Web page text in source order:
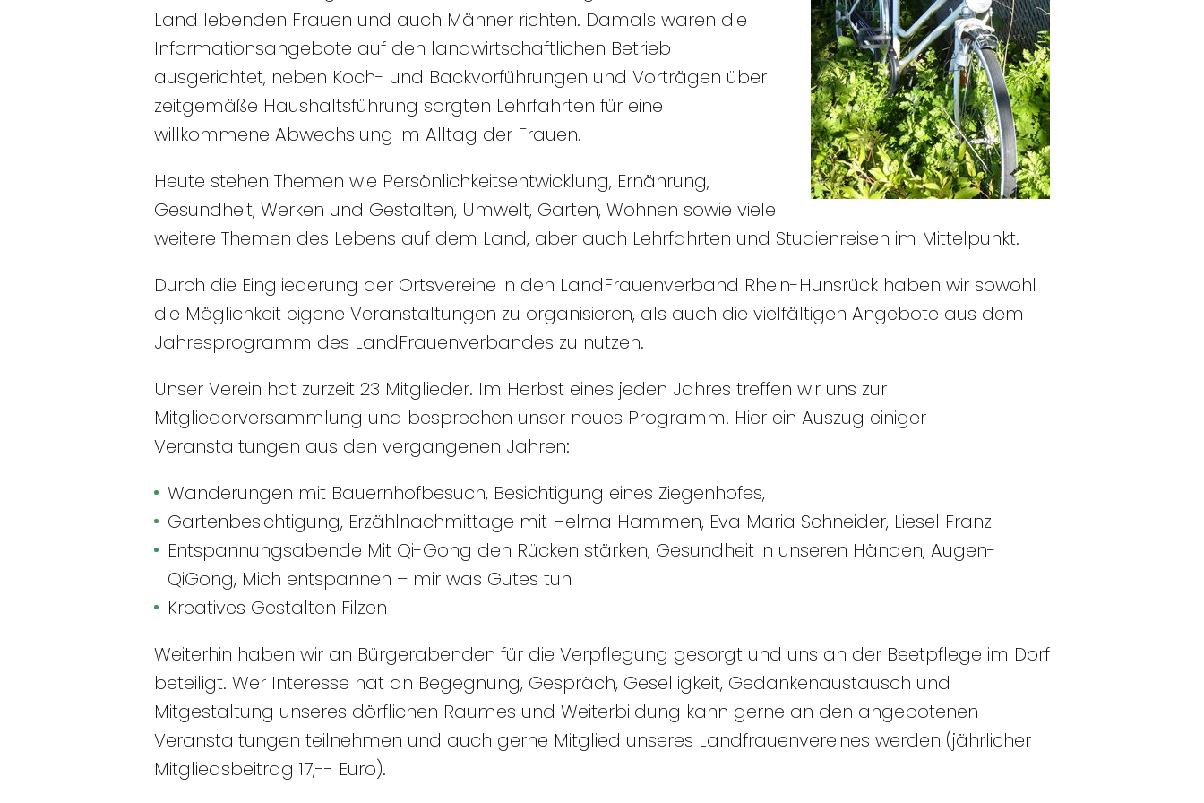
Land lebenden Frauen und auch Männer richten. Damals waren die
Informationsangebote auf den landwirtschaftlichen Betrieb
ausgerichtet, neben Koch- und Backvorführungen und Vorträgen über
zeitgemäße Haushaltsführung sorgten Lehrfahrten für eine
willkommene Abwechslung im Alltag der Frauen.
Heute stehen Themen wie Persönlichkeitsentwicklung, Ernährung,
Gesundheit, Werken und Gestalten, Umwelt, Garten, Wohnen sowie viele
weitere Themen des Lebens auf dem Land, aber auch Lehrfahrten und Studienreisen im Mittelpunkt.
Durch die Eingliederung der Ortsvereine in den LandFrauenverband Rhein-Hunsrück haben wir sowohl
die Möglichkeit eigene Veranstaltungen zu organisieren, als auch die vielfältigen Angebote aus dem
Jahresprogramm des LandFrauenverbandes zu nutzen.
Unser Verein hat zurzeit 23 Mitglieder. Im Herbst eines jeden Jahres treffen wir uns zur
Mitgliederversammlung und besprechen unser neues Programm. Hier ein Auszug einiger
Veranstaltungen aus den vergangenen Jahren:
Wanderungen mit Bauernhofbesuch, Besichtigung eines Ziegenhofes,
Gartenbesichtigung, Erzählnachmittage mit Helma Hammen, Eva Maria Schneider, Liesel Franz
Entspannungsabende Mit Qi-Gong den Rücken stärken, Gesundheit in unseren Händen, Augen-
QiGong, Mich entspannen – mir was Gutes tun
Kreatives Gestalten Filzen
Weiterhin haben wir an Bürgerabenden für die Verpflegung gesorgt und uns an der Beetpflege im Dorf
beteiligt. Wer Interesse hat an Begegnung, Gespräch, Geselligkeit, Gedankenaustausch und
Mitgestaltung unseres dörflichen Raumes und Weiterbildung kann gerne an den angebotenen
Veranstaltungen teilnehmen und auch gerne Mitglied unseres Landfrauenvereines werden (jährlicher
Mitgliedsbeitrag 17,-- Euro).